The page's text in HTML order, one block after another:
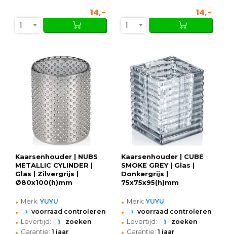
14,-
1
14,-
1
Kaarsenhouder | NUBS
METALLIC CYLINDER |
Glas | Zilvergrijs |
Ø80x100(h)mm
• Merk: YUYU
• voorraad controleren
• Levertijd: zoeken
Garantie: 1 jaar
Kaarsenhouder | CUBE
SMOKE GREY | Glas |
Donkergrijs |
75x75x95(h)mm
• Merk: YUYU
• voorraad controleren
• Levertijd: zoeken
Garantie: 1 jaar